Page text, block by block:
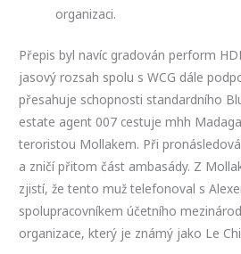
organizaci.
Přepis byl navíc gradován perform
jasový rozsah spolu s WCG dále
přesahuje schopnosti standardního
estate agent 007 cestuje mhh
teroristou Mollakem. Při
a zničí přitom část ambasády. Z
zjistí, že tento muž telefonoval s
spolupracovníkem účetního
organizace, který je známý jako Le